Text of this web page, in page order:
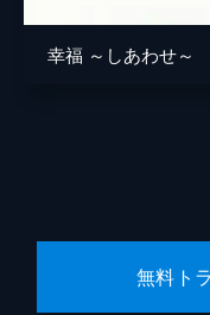
幸福 ～しあわせ～
無料ト